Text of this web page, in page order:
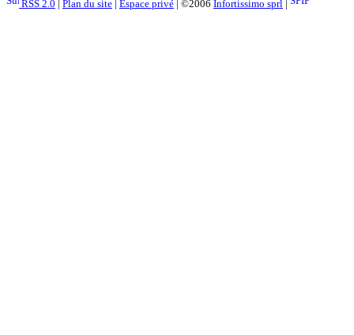
RSS 2.0 | Plan du site | Espace privé | ©2006 Infortissimo sprl |